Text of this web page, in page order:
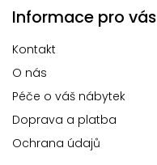
Informace pro vás
Kontakt
O nás
Péče o váš nábytek
Doprava a platba
Ochrana údajů